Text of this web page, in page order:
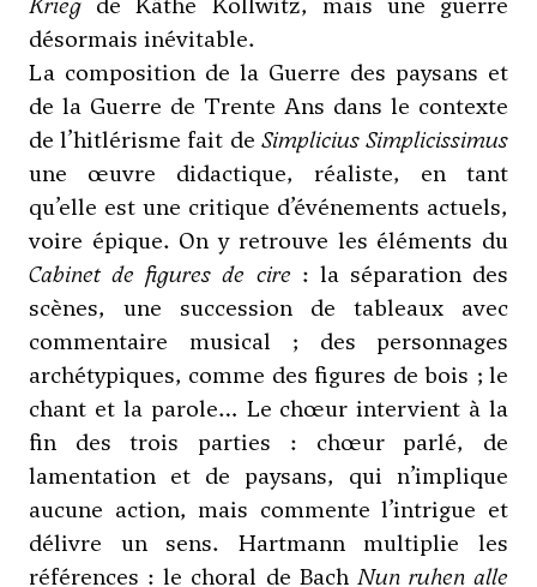
désormais inévitable.
La composition de la Guerre des paysans et
de la Guerre de Trente Ans dans le contexte
de l’hitlérisme fait de Simplicius Simplicissimus
une œuvre didactique, réaliste, en tant
qu’elle est une critique d’événements actuels,
voire épique. On y retrouve les éléments du
Cabinet de figures de cire : la séparation des
scènes, une succession de tableaux avec
commentaire musical ; des personnages
archétypiques, comme des figures de bois ; le
chant et la parole… Le chœur intervient à la
fin des trois parties : chœur parlé, de
lamentation et de paysans, qui n’implique
aucune action, mais commente l’intrigue et
délivre un sens. Hartmann multiplie les
références : le choral de Bach Nun ruhen alle